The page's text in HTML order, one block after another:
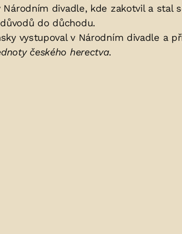
divadle, kde zakotvil a stal
do důchodu.
vystupoval v Národním divadle a
českého herectva.